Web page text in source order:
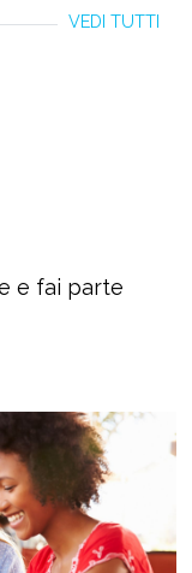
VEDI TUTTI
e fai parte